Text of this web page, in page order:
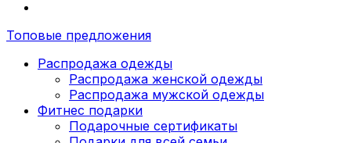
Топовые предложения
Распродажа одежды
Распродажа женской одежды
Распродажа мужской одежды
Фитнес подарки
Подарочные сертификаты